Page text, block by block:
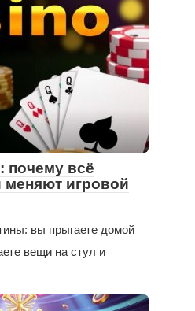
почему всё
игровой
вы прыгаете домой
вещи на стул и